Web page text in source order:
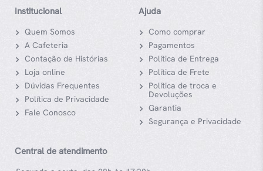
Institucional
Quem Somos
A Cafeteria
Contação de Histórias
Loja online
Dúvidas Frequentes
Política de Privacidade
Fale Conosco
Ajuda
Como comprar
Pagamentos
Política de Entrega
Política de Frete
Política de troca e
Devoluções
Garantia
Segurança e Privacidade
Central de atendimento